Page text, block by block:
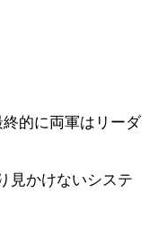
的に両軍はリーダ
見かけないシステ